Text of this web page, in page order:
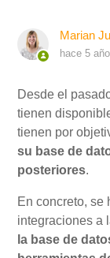
Preguntas
Marian
hace 5
Desde el
tienen
tienen por
su base de
posteriores.
En concreto, se
integraciones a
la base de